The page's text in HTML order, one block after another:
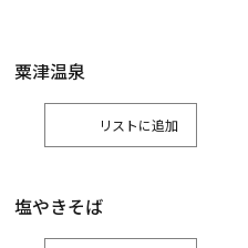
粟津温泉
リスト
塩やきそば